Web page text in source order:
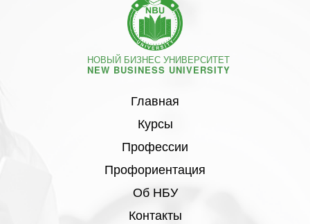
НОВЫЙ БИЗНЕС УНИВЕРСИТЕТ
NEW BUSINESS UNIVERSITY
Главная
Курсы
Профессии
Профориентация
Об НБУ
Контакты